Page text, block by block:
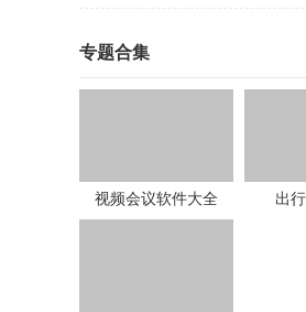
专题合集
视频会议软件大全 出